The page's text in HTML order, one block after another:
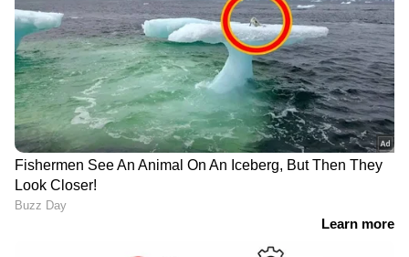
പശ്ചിമ ബംഗാളിലെ
സാഹചര്യം നിരീക്ഷിച്ച്
ബിജെപി നേതൃത്വം;
തൃണമൂൽ വിമതരെ
പാർട്ടിയിലേക്ക് ക്ഷണിക്കില്ല
ദില്ലി തീപിടുത്തം: വെന്തു
മരിച്ചവരിൽ ഒരു
കുടുംബത്തിലെ എട്ടുപേർ;
ഇവരെത്തിയത്
ആശുപത്രിയിൽ